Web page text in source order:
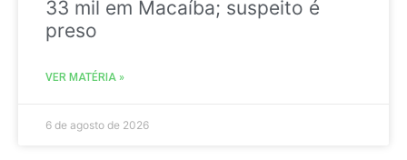
33 mil em Macaíba; suspeito é
preso
VER MATÉRIA »
6 de agosto de 2026